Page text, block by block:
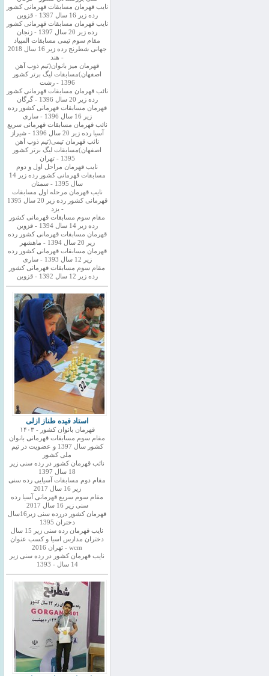
نایب قهرمان مسابقات قهرمانی کشور
رده زیر 16 سال 1397 - قزوین
نایب قهرمان مسابقات قهرمانی کشور
رده زیر 20 سال 1397 - زنجان
مقام سوم تیمی مسابقات المپیاد
جهانی شطرنج رده زیر 16 سال 2018
- هند
قهرمان میز بانوان(تیم ذوب آهن
اصفهان)مسابقات لیگ برتر کشور
1396 - رشت
نائب قهرمان مسابقات قهرمانی کشور
رده زیر 20 سال 1396 - گرگان
قهرمان مسابقات قهرمانی کشور رده
زیر 16 سال 1396 - ساری
نائب قهرمان مسابقات قهرمانی سریع
آسیا رده زیر 20 سال 1396 - شیراز
نائب قهرمان تیمی(تیم ذوب آهن
اصفهان)مسابقات لیگ برتر کشور
1395 - تهران
نایب قهرمان مراحل اول و دوم
مسابقات قهرمانی کشور رده زیر 14
سال 1395 - سمنان
نایب قهرمان مرحله اول مسابقات
قهرمانی کشور رده زیر 20 سال 1395
- یزد
مقام سوم مسابقات قهرمانی کشور
رده زیر 14 سال 1394 - قزوین
قهرمان مسابقات قهرمانی کشور رده
زیر 20 سال 1394 - ماهشهر
قهرمان مسابقات قهرمانی کشور رده
زیر 12 سال 1393 - ساری
مقام سوم مسابقات قهرمانی کشور
رده زیر 12 سال 1392 - قزوین
استاد فیده طناز ازلی
قهرمان بانوان کشور - ۱۴۰۳
مقام سوم مسابقات قهرمانی بانوان
کشور سال 1397 و عضویت در تیم
ملی کشور
نائب قهرمان کشور در رده سنی زیر
18 سال 1397
مقام دوم مسابقات آسیایی رده سنی
زیر 16 سال 2017
مقام سوم سریع قهرمانی آسیا رده
سنی زیر 16 سال 2017
قهرمان کشور دررده سنی زیر16سال
دختران 1395
نایب قهرمان رده سنی زیر 15 سال
دختران مدارس اسیا و کسب عنوان
wcm - تهران 2016
نایب قهرمان کشور در رده سنی زیر
14 سال - 1393